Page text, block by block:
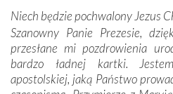
mieliśmy okazję przekonać
otacza nie tylko nasz naród,
się Jej ufnie oddają, a także
Jej siebie oraz swych bliskich.
Dzieje Portugalii to również
Niech będzie pochwalony Jezus
Szanowny Panie Prezesie,
przesłane mi pozdrowienia
bardzo ładnej kartki.
apostolskiej, jaką Państwo